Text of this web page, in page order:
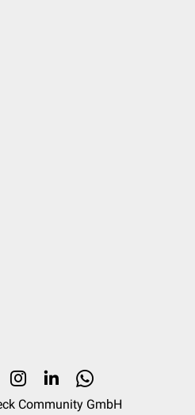
Community GmbH